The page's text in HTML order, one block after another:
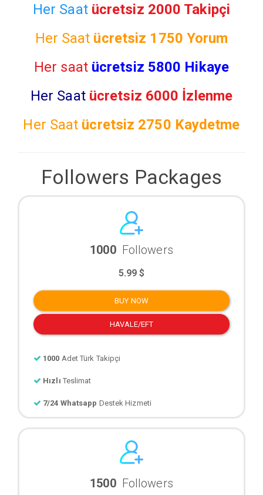
Her Saat ücretsiz 2000 Takipçi
Her Saat ücretsiz 1750 Yorum
Her saat ücretsiz 5800 Hikaye
Her Saat ücretsiz 6000 İzlenme
Her Saat ücretsiz 2750 Kaydetme
Followers Packages
1000 Followers
5.99 $
BUY NOW
HAVALE/EFT
1000 Adet Türk Takipçi
Hızlı Teslimat
7/24 Whatsapp Destek Hizmeti
1500 Followers